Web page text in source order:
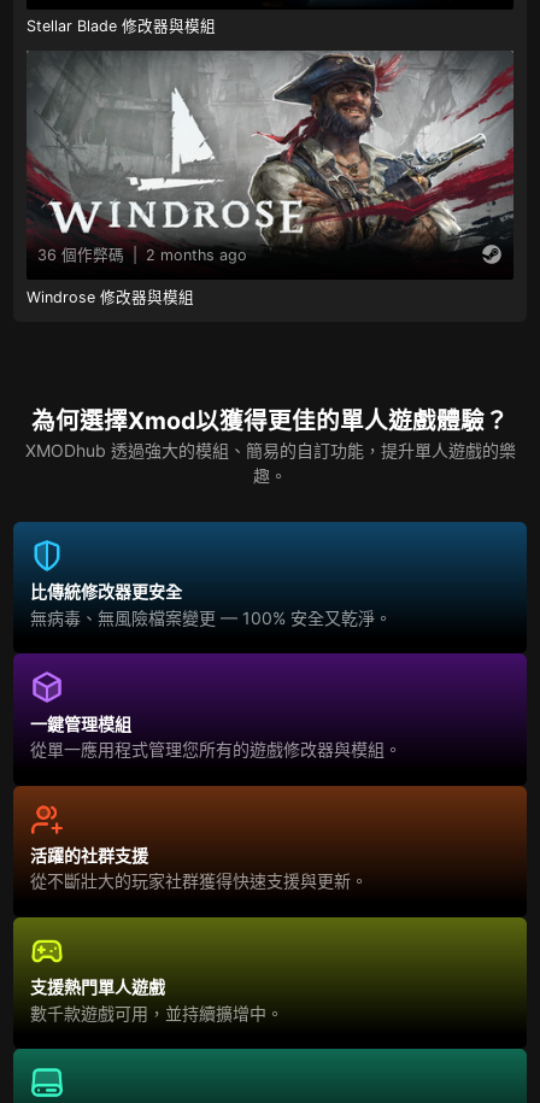
Stellar Blade 修改器與模組
36 個作弊碼 | 2 months ago
Windrose 修改器與模組
為何選擇Xmod以獲得更佳的單人遊戲體驗？
XMODhub 透過強大的模組、簡易的自訂功能，提升單人遊戲的樂
趣。
比傳統修改器更安全
無病毒、無風險檔案變更 — 100% 安全又乾淨。
一鍵管理模組
從單一應用程式管理您所有的遊戲修改器與模組。
活躍的社群支援
從不斷壯大的玩家社群獲得快速支援與更新。
支援熱門單人遊戲
數千款遊戲可用，並持續擴增中。